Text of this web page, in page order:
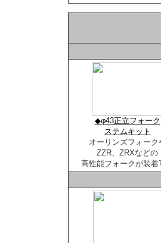
◆φ43正立フォーク
ステムキット
オーリンズフォーク
ZZR、ZRXなどの
高性能フォークが装着